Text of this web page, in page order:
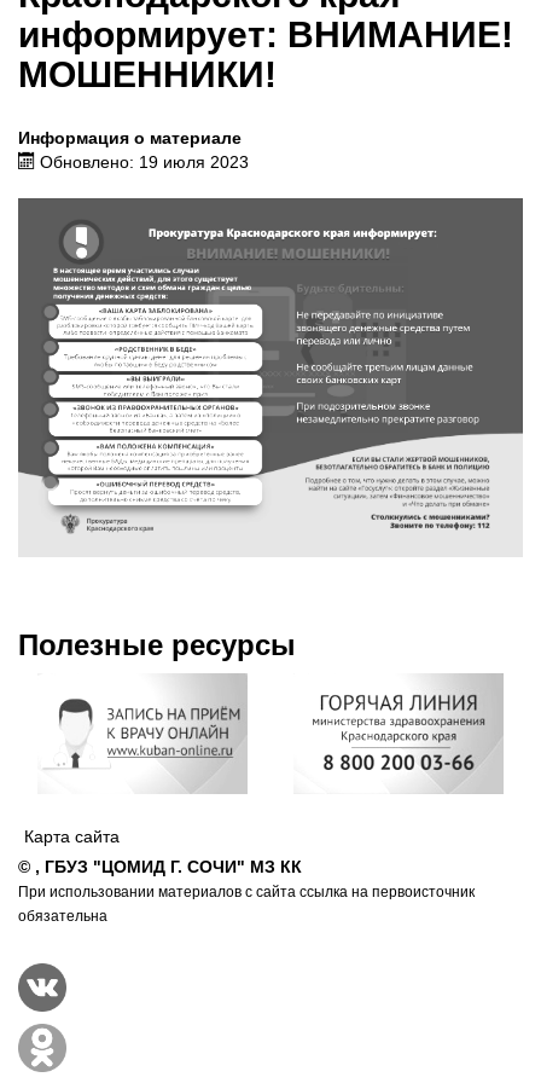
информирует: ВНИМАНИЕ!
МОШЕННИКИ!
Информация о материале
Обновлено: 19 июля 2023
Полезные ресурсы
Карта сайта
© , ГБУЗ "ЦОМИД Г. СОЧИ" МЗ КК
При использовании материалов с сайта ссылка на первоисточник
обязательна